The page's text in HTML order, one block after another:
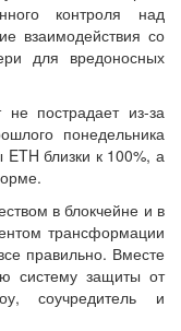
контроля над
взаимодействия со
для вредоносных
пострадает из-за
понедельника
близки к 100%, а
в блокчейне и в
трансформации
правильно. Вместе
систему защиты от
соучредитель и